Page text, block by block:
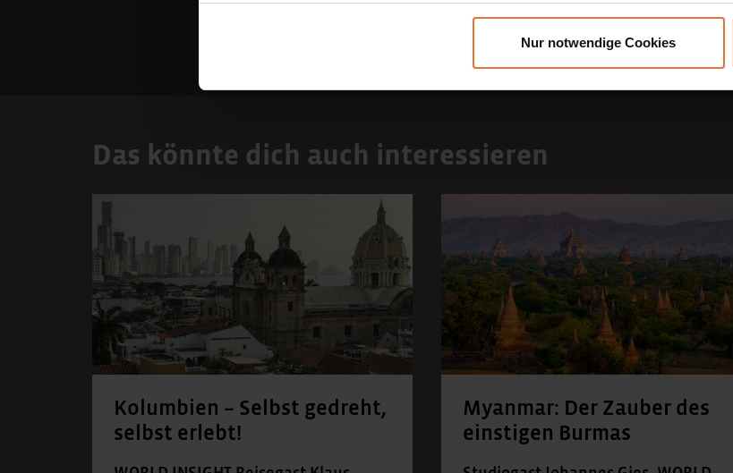
Nur notwendige Cookies
Das könnte dich auch interessieren
Kolumbien – Selbst gedreht,
selbst erlebt!
Myanmar: Der Zauber des
einstigen Burmas